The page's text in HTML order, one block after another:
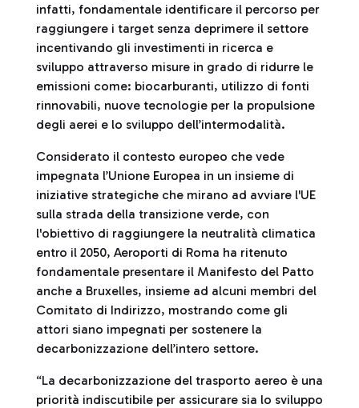
infatti, fondamentale identificare il percorso per
raggiungere i target senza deprimere il settore
incentivando gli investimenti in ricerca e
sviluppo attraverso misure in grado di ridurre le
emissioni come: biocarburanti, utilizzo di fonti
rinnovabili, nuove tecnologie per la propulsione
degli aerei e lo sviluppo dell’intermodalità.
Considerato il contesto europeo che vede
impegnata l’Unione Europea in un insieme di
iniziative strategiche che mirano ad avviare l'UE
sulla strada della transizione verde, con
l'obiettivo di raggiungere la neutralità climatica
entro il 2050, Aeroporti di Roma ha ritenuto
fondamentale presentare il Manifesto del Patto
anche a Bruxelles, insieme ad alcuni membri del
Comitato di Indirizzo, mostrando come gli
attori siano impegnati per sostenere la
decarbonizzazione dell’intero settore.
“La decarbonizzazione del trasporto aereo è una
priorità indiscutibile per assicurare sia lo sviluppo